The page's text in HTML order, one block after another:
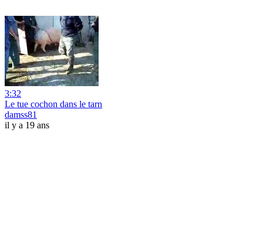
3:32
Le tue cochon dans le tarn
damss81
il y a 19 ans